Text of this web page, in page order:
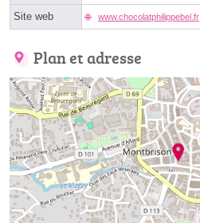
Site web www.chocolatphilippebel.fr
Plan et adresse